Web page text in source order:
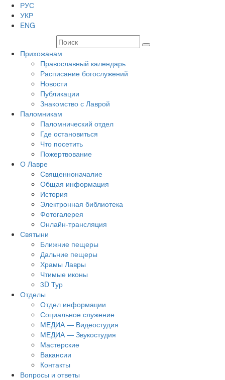
РУС
УКР
ENG
Прихожанам
Православный календарь
Расписание богослужений
Новости
Публикации
Знакомство с Лаврой
Паломникам
Паломнический отдел
Где остановиться
Что посетить
Пожертвование
О Лавре
Священноначалие
Общая информация
История
Электронная библиотека
Фотогалерея
Онлайн-трансляция
Святыни
Ближние пещеры
Дальние пещеры
Храмы Лавры
Чтимые иконы
3D Тур
Отделы
Отдел информации
Социальное служение
МЕДИА — Видеостудия
МЕДИА — Звукостудия
Мастерские
Вакансии
Контакты
Вопросы и ответы